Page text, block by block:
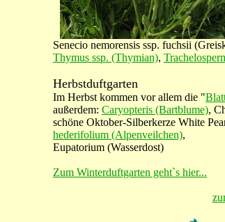
Senecio nemorensis ssp. fuchsii
Thymus ssp. (Thymian),
Herbstduftgarten
Im Herbst kommen vor allem die "
außerdem: Caryopteris (Bartblume),
schöne Oktober-Silberkerze White
hederifolium (Alpenveilchen),
Eupatorium (Wasserdost)
Zum Winterduftgarten geht`s hier...